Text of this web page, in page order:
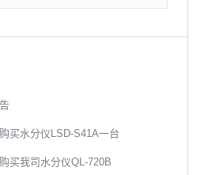
买水分仪LSD-S41A一台
买我司水分仪QL-720B